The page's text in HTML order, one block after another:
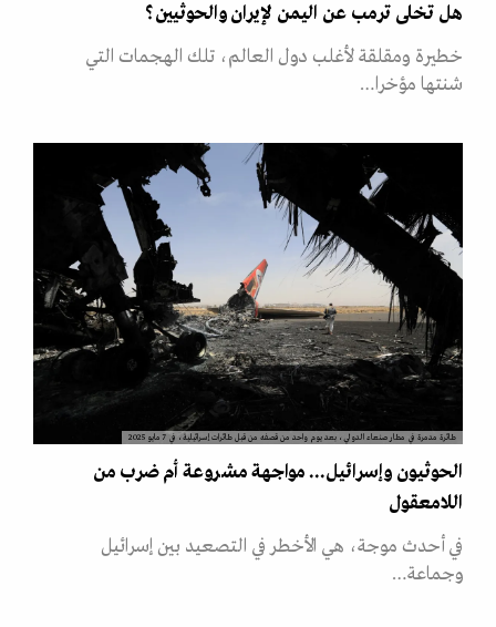
هل تخلى ترمب عن اليمن لإيران والحوثيين؟
خطيرة ومقلقة لأغلب دول العالم، تلك الهجمات التي
شنتها مؤخرا…
طائرة مدمرة في مطار صنعاء الدولي، بعد يوم واحد من قصفه من قبل طائرات إسرائيلية، في 7 مايو 2025
الحوثيون وإسرائيل... مواجهة مشروعة أم ضرب من
اللامعقول
في أحدث موجة، هي الأخطر في التصعيد بين إسرائيل
وجماعة…